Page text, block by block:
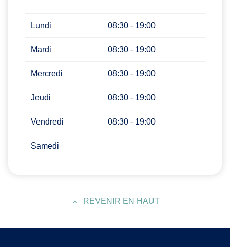
Lundi 08:30 - 19:00
Mardi 08:30 - 19:00
Mercredi 08:30 - 19:00
Jeudi 08:30 - 19:00
Vendredi 08:30 - 19:00
Samedi
REVENIR EN HAUT